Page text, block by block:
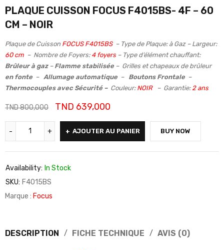
PLAQUE CUISSON FOCUS F4015BS- 4F – 60
CM – NOIR
Plaque de Cuisson FOCUS F4015BS – Type de Plaque: à Gaz – Largeur:
60 cm – Nombre de Foyers:4 foyers – Type d’élément chauffant:
Brûleur à gaz– Flamme stabilisée – Grilles et chapeaux de brûleur
en fonte – Allumage automatique – Boutons Frontale –
Thermocouples avec Sécurité –Couleur:NOIR – Garantie:2 ans
TND800,000 TND 639,000
AJOUTER AU PANIER BUY NOW
Availability: In Stock
SKU: F4015BS
Marque : Focus
DESCRIPTION FICHE TECHNIQUE AVIS (0)